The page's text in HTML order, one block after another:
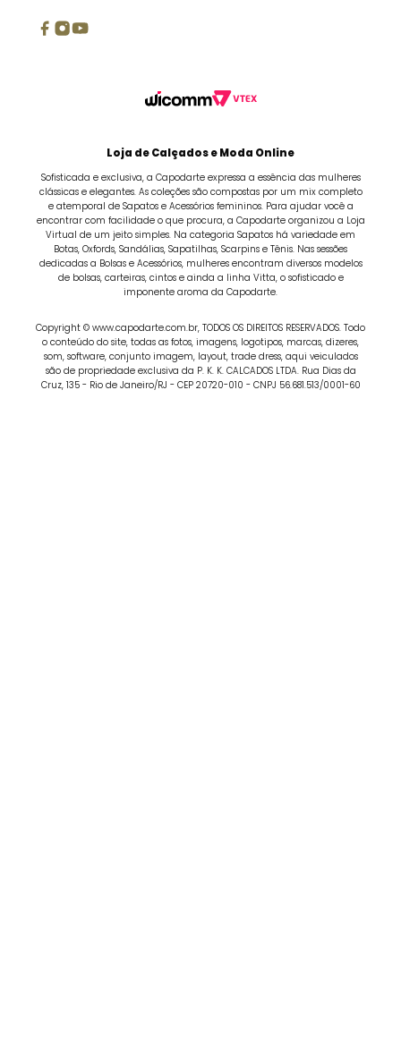
Loja de Calçados e Moda Online
Sofisticada e exclusiva, a Capodarte expressa a essência das mulheres
clássicas e elegantes. As coleções são compostas por um mix completo
e atemporal de Sapatos e Acessórios femininos. Para ajudar você a
encontrar com facilidade o que procura, a Capodarte organizou a Loja
Virtual de um jeito simples. Na categoria Sapatos há variedade em
Botas, Oxfords, Sandálias, Sapatilhas, Scarpins e Tênis. Nas sessões
dedicadas a Bolsas e Acessórios, mulheres encontram diversos modelos
de bolsas, carteiras, cintos e ainda a linha Vitta, o sofisticado e
imponente aroma da Capodarte.
Copyright © www.capodarte.com.br, TODOS OS DIREITOS RESERVADOS. Todo
o conteúdo do site, todas as fotos, imagens, logotipos, marcas, dizeres,
som, software, conjunto imagem, layout, trade dress, aqui veiculados
são de propriedade exclusiva da P. K. K. CALCADOS LTDA. Rua Dias da
Cruz, 135 - Rio de Janeiro/RJ - CEP 20720-010 - CNPJ 56.681.513/0001-60